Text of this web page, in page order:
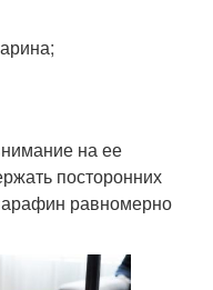
на ее
посторонних
равномерно